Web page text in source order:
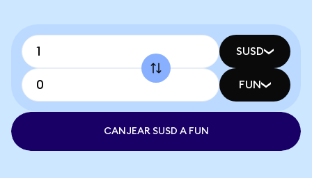
SUSD
FUN
CANJEAR SUSD A FUN